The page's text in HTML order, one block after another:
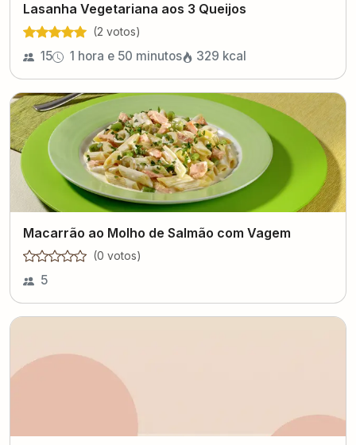
Lasanha Vegetariana aos 3 Queijos
(2 votos)
15 1 hora e 50 minutos 329 kcal
Macarrão ao Molho de Salmão com Vagem
(0 votos)
5